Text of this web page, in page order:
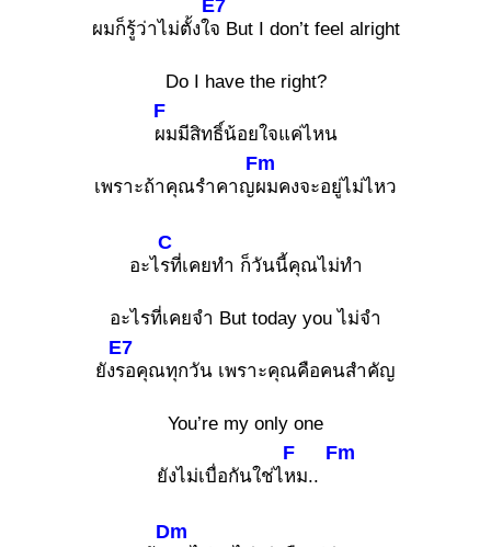
ผมก็รู้ว่าไม่ตั้งใ
E7
จ But I don’t feel alright
Do I have the right?
F
ผมมีสิทธิ์น้อยใจแค่ไหน
เพราะถ้าคุณรำคาญ
Fm
ผมคงจะอยู่ไม่ไหว
อะไ
C
รที่เคยทำ ก็วันนี้คุณไม่ทำ
อะไรที่เคยจำ But today you ไม่จำ
ยัง
E7
รอคุณทุกวัน เพราะคุณคือคนสำคัญ
You’re my only one
ยังไม่เบื่อกันใช่ไ
F
หม..
Fm
Dm